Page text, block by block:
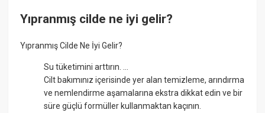
Yıpranmış cilde ne iyi gelir?
Yıpranmış Cilde Ne İyi Gelir?
Su tüketimini arttırın. ...
Cilt bakımınız içerisinde yer alan temizleme, arındırma
ve nemlendirme aşamalarına ekstra dikkat edin ve bir
süre güçlü formüller kullanmaktan kaçının.